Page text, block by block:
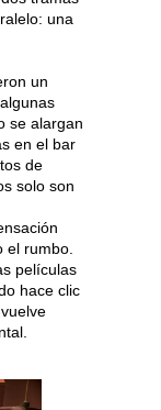
una
un
se alargan
en el bar
de
solo son
el rumbo.
películas
hace clic